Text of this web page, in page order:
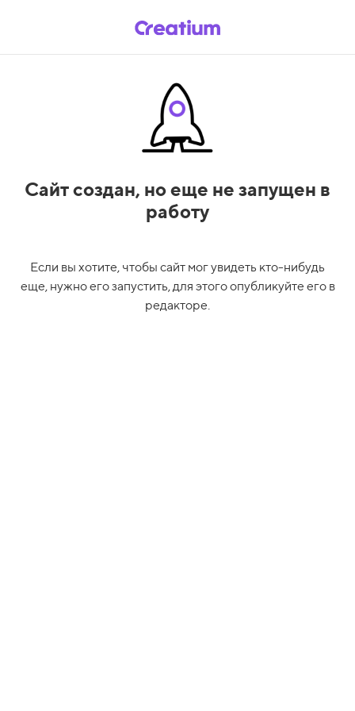
Сайт создан, но еще не запущен в
работу
Если вы хотите, чтобы сайт мог увидеть кто-нибудь
еще, нужно его запустить, для этого опубликуйте его в
редакторе.